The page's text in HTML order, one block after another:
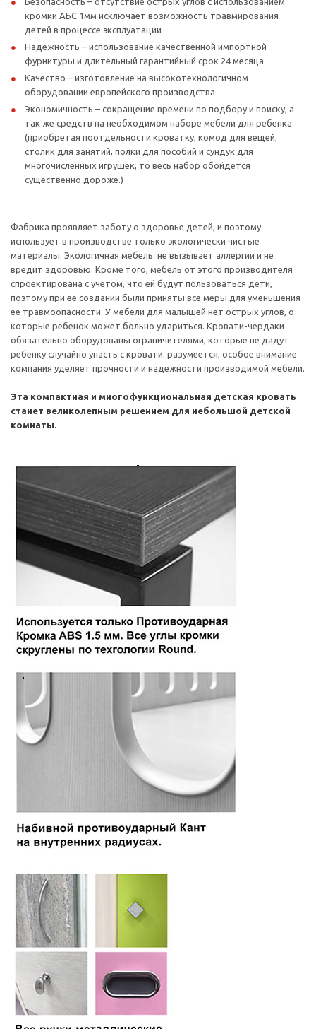
кромки АБС 1мм исключает возможность травмирования
детей в процессе эксплуатации
Надежность – использование качественной импортной
фурнитуры и длительный гарантийный срок 24 месяца
Качество – изготовление на высокотехнологичном
оборудовании европейского производства
Экономичность – сокращение времени по подбору и поиску, а
так же средств на необходимом наборе мебели для ребенка
(приобретая поотдельности кроватку, комод для вещей,
столик для занятий, полки для пособий и сундук для
многочисленных игрушек, то весь набор обойдется
существенно дороже.)
Фабрика проявляет заботу о здоровье детей, и поэтому
использует в производстве только экологически чистые
материалы. Экологичная мебель не вызывает аллергии и не
вредит здоровью. Кроме того, мебель от этого производителя
спроектирована с учетом, что ей будут пользоваться дети,
поэтому при ее создании были приняты все меры для уменьшения
ее травмоопасности. У мебели для малышей нет острых углов, о
которые ребенок может больно удариться. Кровати-чердаки
обязательно оборудованы ограничителями, которые не дадут
ребенку случайно упасть с кровати. разумеется, особое внимание
компания уделяет прочности и надежности производимой мебели.
Эта компактная и многофункциональная детская кровать
станет великолепным решением для небольшой детской
комнаты.